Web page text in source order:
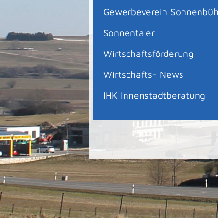
Gewerbeverein
Sonnentaler
Wirtschaftsförderung
Wirtschafts- News
IHK Innenstadtberatung